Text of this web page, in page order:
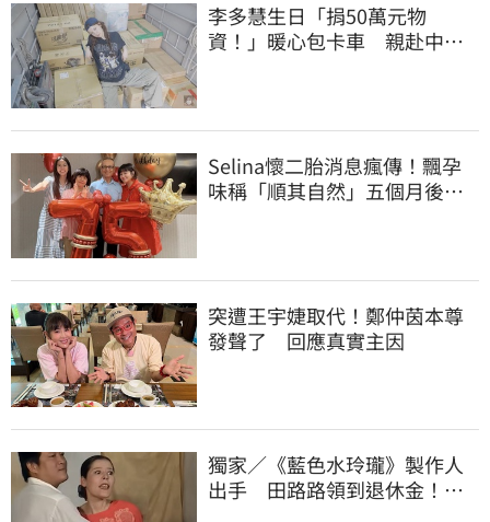
李多慧生日「捐50萬元物
資！」暖心包卡車 親赴中南
Selina懷二胎消息瘋傳！飄孕
味稱「順其自然」五個月後狀
突遭王宇婕取代！鄭仲茵本尊
發聲了 回應真實主因
獨家／《藍色水玲瓏》製作人
出手 田路路領到退休金！隱